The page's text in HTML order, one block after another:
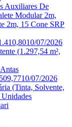
Auxiliares De
Modular 2m,
2m, 15 Cone SRP
10/07/2026
(1.297,54 m²,
10/07/2026
(Tinta, Solvente,